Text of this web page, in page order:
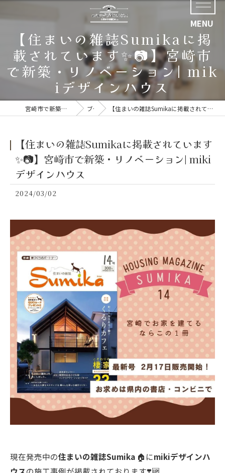
【住まいの雑誌Sumikaに掲
載されています✨📷】宮崎市
で新築・リノベーション| mik
iデザインハウス
宮崎市で新築なら好評の株式会社四ツ葉開発 ブログ 【住まいの雑誌Sumikaに掲載されています✨📷】宮崎市で新築・リノベーション| mikiデザインハウス
【住まいの雑誌Sumikaに掲載されています
✨📷】宮崎市で新築・リノベーション| miki
デザインハウス
2024/03/02
現在発売中の住まいの雑誌Sumika 🏠にmikiデザインハ